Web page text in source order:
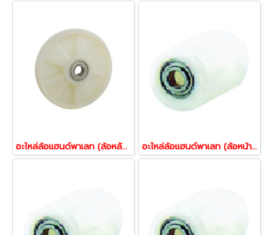
อะไหล่ล้อแฮนด์พาเลท (ล้อหลัง) ล้อรถยกของ อะไหล่ล้อตะเข้ ล้อรถยกไฮดรอลิก Work Mate 22621 อะไหล่ล้อแฮนด์พาเลท (ล้อหน้า) ล้อรถยกของ อะไหล่ล้อตะเข้ ล้องารถยก ล้อไนล่อน PAREO 22867